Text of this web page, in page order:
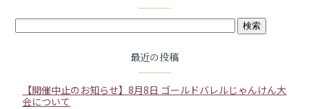
最近の投稿
【開催中止のお知らせ】8月8日 ゴールドバレルじゃんけん大
会について